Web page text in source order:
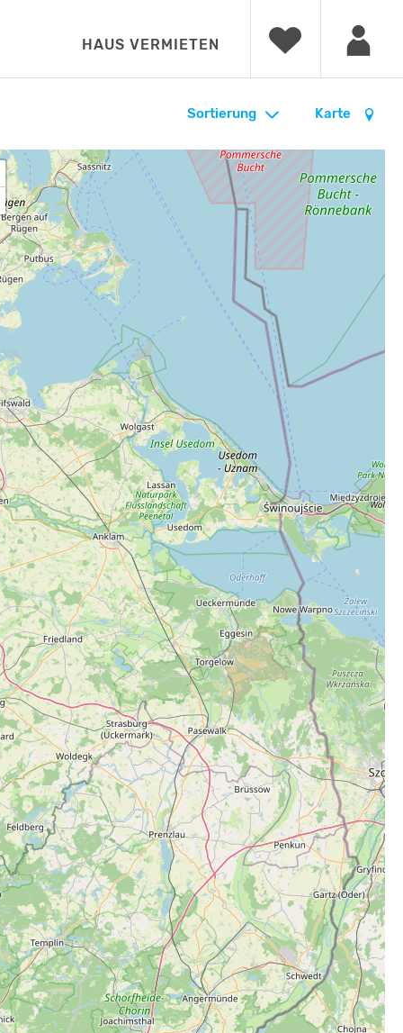
HAUS VERMIETEN
Karte
Sortierung